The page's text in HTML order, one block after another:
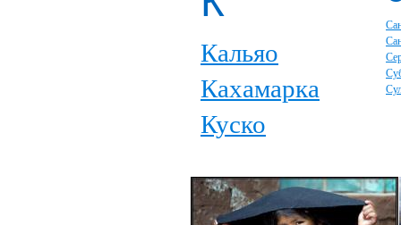
Кальяо
Кахамарка
Куско